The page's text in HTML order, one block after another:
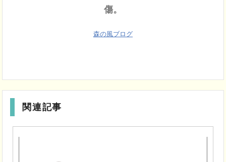
傷。
森の風ブログ
関連記事